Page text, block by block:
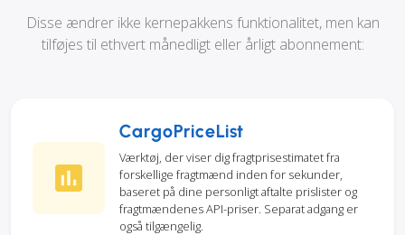
Disse ændrer ikke kernepakkens funktionalitet, men kan
tilføjes til ethvert månedligt eller årligt abonnement:
CargoPriceList
Værktøj, der viser dig fragtprisestimatet fra
forskellige fragtmænd inden for sekunder,
baseret på dine personligt aftalte prislister og
fragtmændenes API-priser. Separat adgang er
også tilgængelig.